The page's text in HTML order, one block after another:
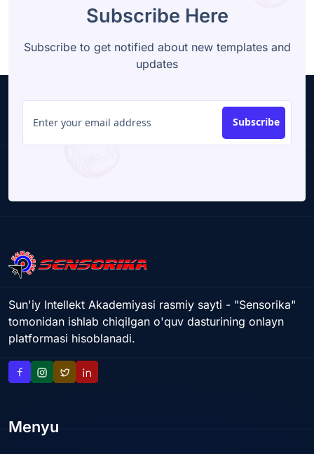
Subscribe Here
Subscribe to get notified about new templates and
updates
Subscribe
Sun'iy Intellekt Akademiyasi rasmiy sayti - "Sensorika"
tomonidan ishlab chiqilgan o'quv dasturining onlayn
platformasi hisoblanadi.
Menyu